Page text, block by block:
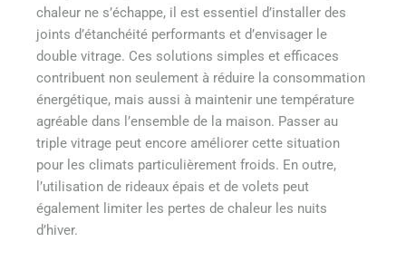
chaleur ne s’échappe, il est essentiel d’installer des
joints d’étanchéité performants et d’envisager le
double vitrage. Ces solutions simples et efficaces
contribuent non seulement à réduire la consommation
énergétique, mais aussi à maintenir une température
agréable dans l’ensemble de la maison. Passer au
triple vitrage peut encore améliorer cette situation
pour les climats particulièrement froids. En outre,
l’utilisation de rideaux épais et de volets peut
également limiter les pertes de chaleur les nuits
d’hiver.